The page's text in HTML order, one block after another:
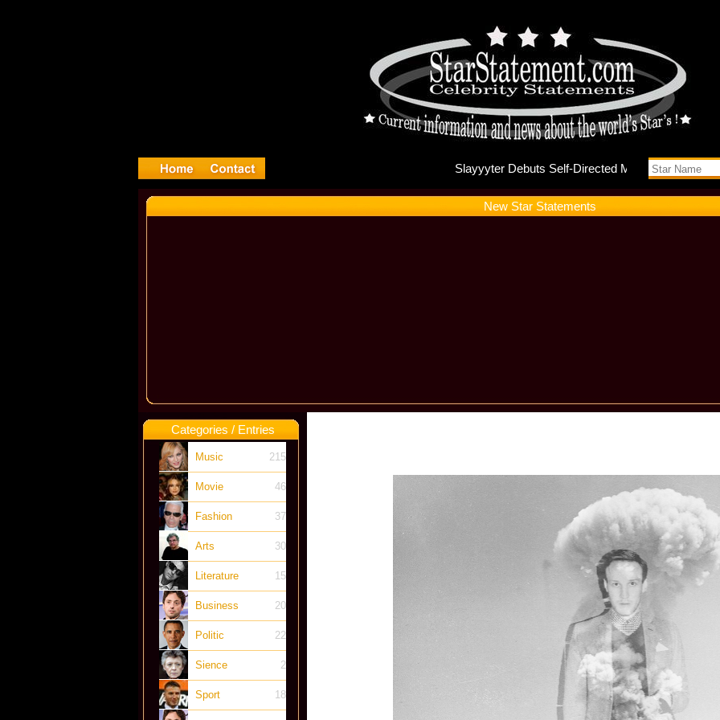
New Star Statements
Categories / Entries
Music 215
Movie 46
Fashion 37
Arts 30
Literature 15
Business 20
Politic 22
Sience 2
Sport 18